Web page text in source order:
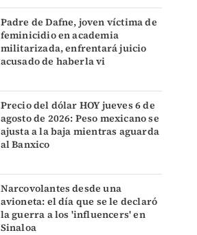
Padre de Dafne, joven víctima de
feminicidio en academia
militarizada, enfrentará juicio
acusado de haberla vi
Precio del dólar HOY jueves 6 de
agosto de 2026: Peso mexicano se
ajusta a la baja mientras aguarda
al Banxico
Narcovolantes desde una
avioneta: el día que se le declaró
la guerra a los 'influencers' en
Sinaloa